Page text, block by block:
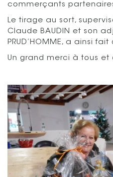
commerçants
Le tirage au sort,
Claude BAUDIN et son
PRUD’HOMME, a ainsi
Un grand merci à tous et